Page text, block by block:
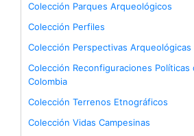
Colección Parques Arqueológicos
Colección Perfiles
Colección Perspectivas Arqueológicas
Colección Reconfiguraciones Políticas
Colombia
Colección Terrenos Etnográficos
Colección Vidas Campesinas